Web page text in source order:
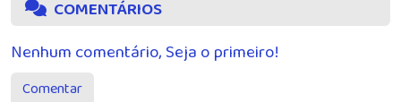
COMENTÁRIOS
Nenhum comentário, Seja o primeiro!
Comentar